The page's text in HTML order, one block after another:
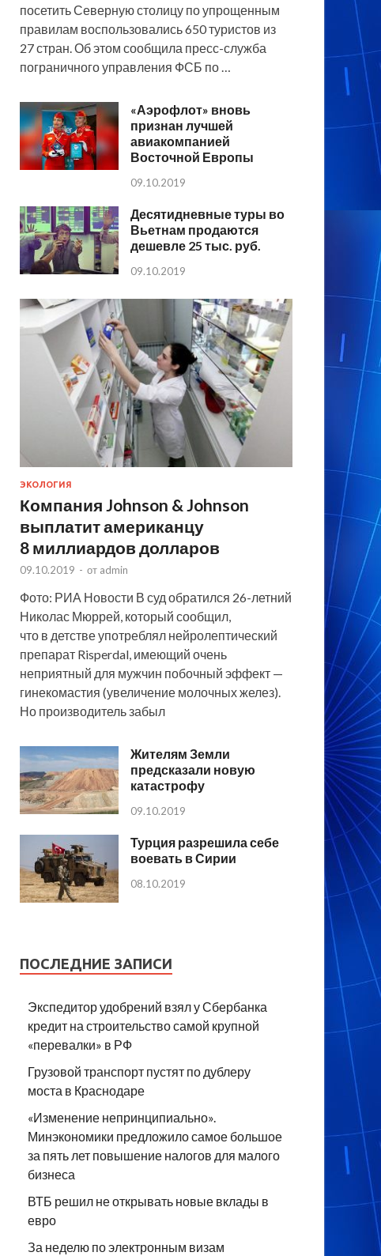
посетить Северную столицу по упрощенным
правилам воспользовались 650 туристов из
27 стран. Об этом сообщила пресс-служба
пограничного управления ФСБ по …
«Аэрофлот» вновь
признан лучшей
авиакомпанией
Восточной Европы
09.10.2019
Десятидневные туры во
Вьетнам продаются
дешевле 25 тыс. руб.
09.10.2019
ЭКОЛОГИЯ
Компания Johnson & Johnson
выплатит американцу
8 миллиардов долларов
09.10.2019 - от admin
Фото: РИА Новости В суд обратился 26-летний
Николас Мюррей, который сообщил,
что в детстве употреблял нейролептический
препарат Risperdal, имеющий очень
неприятный для мужчин побочный эффект —
гинекомастия (увеличение молочных желез).
Но производитель забыл
Жителям Земли
предсказали новую
катастрофу
09.10.2019
Турция разрешила себе
воевать в Сирии
08.10.2019
ПОСЛЕДНИЕ ЗАПИСИ
Экспедитор удобрений взял у Сбербанка
кредит на строительство самой крупной
«перевалки» в РФ
Грузовой транспорт пустят по дублеру
моста в Краснодаре
«Изменение непринципиально».
Минэкономики предложило самое большое
за пять лет повышение налогов для малого
бизнеса
ВТБ решил не открывать новые вклады в
евро
За неделю по электронным визам